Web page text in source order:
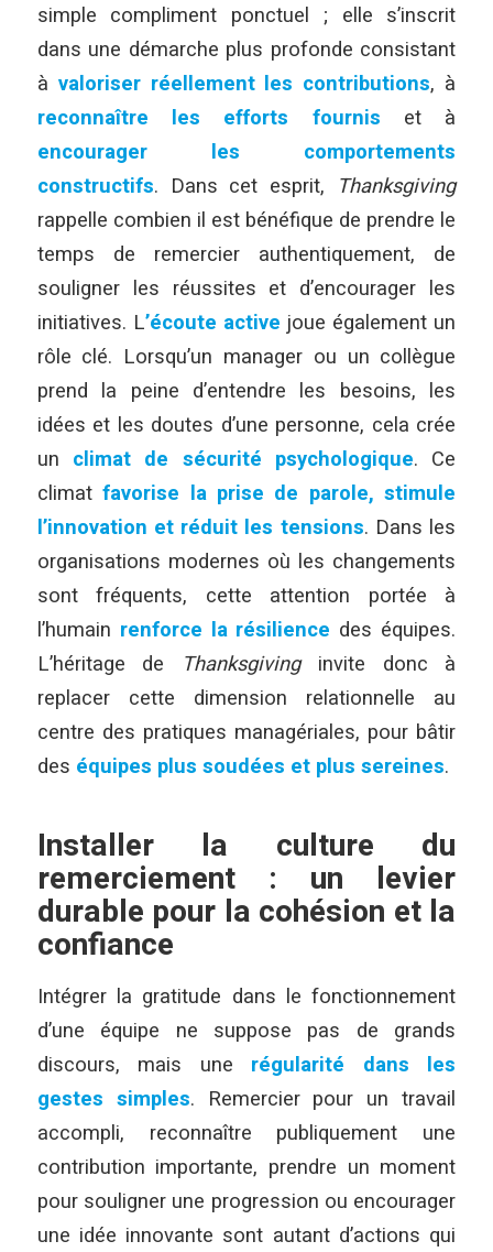
simple compliment ponctuel ; elle s’inscrit
dans une démarche plus profonde consistant
à valoriser réellement les contributions, à
reconnaître les efforts fournis et à
encourager les comportements
constructifs. Dans cet esprit, Thanksgiving
rappelle combien il est bénéfique de prendre le
temps de remercier authentiquement, de
souligner les réussites et d’encourager les
initiatives. L’écoute active joue également un
rôle clé. Lorsqu’un manager ou un collègue
prend la peine d’entendre les besoins, les
idées et les doutes d’une personne, cela crée
un climat de sécurité psychologique. Ce
climatfavorise la prise de parole, stimule
l’innovation et réduit les tensions. Dans les
organisations modernes où les changements
sont fréquents, cette attention portée à
l’humain renforce la résilience des équipes.
L’héritage de
Thanksgivinginvite donc à
replacer cette dimension relationnelle au
centre des pratiques managériales, pour bâtir
des équipes plus soudées et plus sereines.
Installer la culture du
remerciement : un levier
durable pour la cohésion et la
confiance
Intégrer la gratitude dans le fonctionnement
d’une équipe ne suppose pas de grands
discours, mais une régularité dans les
gestes simples. Remercier pour un travail
accompli, reconnaître publiquement une
contribution importante, prendre un moment
pour souligner une progression ou encourager
une idée innovante sont autant d’actions qui